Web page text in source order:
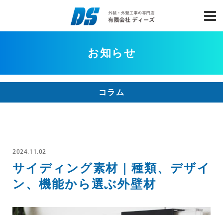
お知らせ
コラム
2024.11.02
サイディング素材｜種類、デザイ
ン、機能から選ぶ外壁材